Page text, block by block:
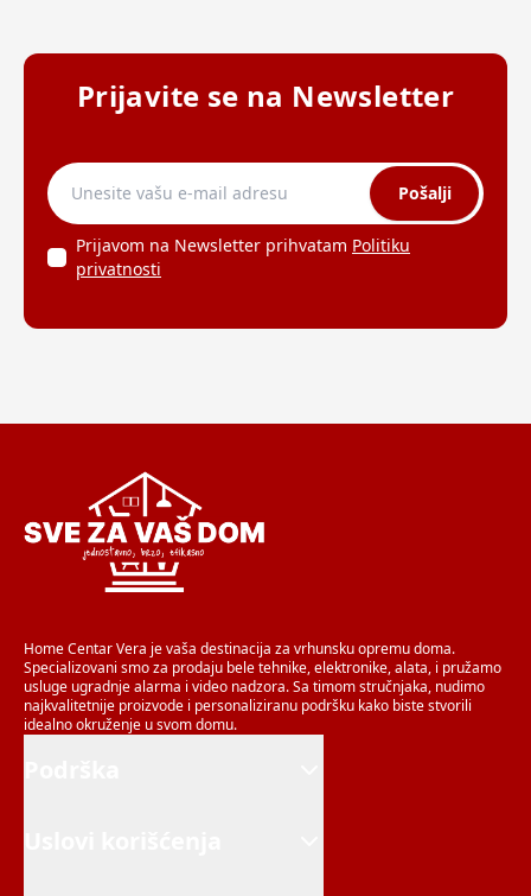
Prijavite se na Newsletter
Pošalji
Prijavom na Newsletter prihvatam Politiku
privatnosti
Home Centar Vera je vaša destinacija za vrhunsku opremu doma.
Specializovani smo za prodaju bele tehnike, elektronike, alata, i pružamo
usluge ugradnje alarma i video nadzora. Sa timom stručnjaka, nudimo
najkvalitetnije proizvode i personaliziranu podršku kako biste stvorili
idealno okruženje u svom domu.